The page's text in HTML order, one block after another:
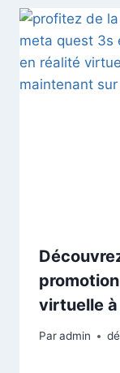
virtuelle
Paradmin